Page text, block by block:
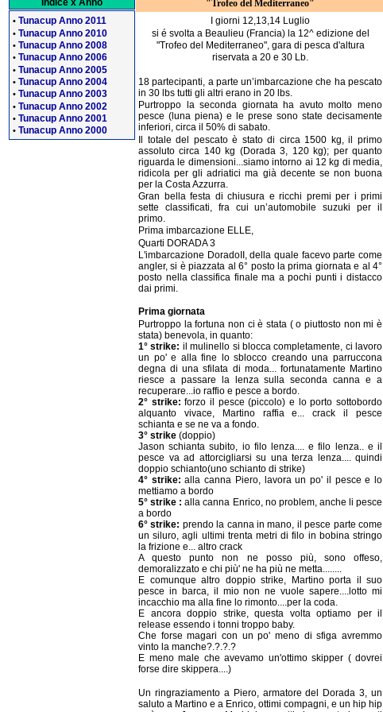
Indice x Anno
• Tunacup Anno 2011
• Tunacup Anno 2010
• Tunacup Anno 2008
• Tunacup Anno 2006
• Tunacup Anno 2005
• Tunacup Anno 2004
• Tunacup Anno 2003
• Tunacup Anno 2002
• Tunacup Anno 2001
• Tunacup Anno 2000
"Trofeo del Mediterraneo"
I giorni 12,13,14 Luglio
si é svolta a Beaulieu (Francia) la 12^ edizione del
"Trofeo del Mediterraneo", gara di pesca d'altura
riservata a 20 e 30 Lb.
18 partecipanti, a parte un’imbarcazione che ha pescato
in 30 lbs tutti gli altri erano in 20 lbs.
Purtroppo la seconda giornata ha avuto molto meno
pesce (luna piena) e le prese sono state decisamente
inferiori, circa il 50% di sabato.
Il totale del pescato è stato di circa 1500 kg, il primo
assoluto circa 140 kg (Dorada 3, 120 kg); per quanto
riguarda le dimensioni...siamo intorno ai 12 kg di media,
ridicola per gli adriatici ma già decente se non buona
per la Costa Azzurra.
Gran bella festa di chiusura e ricchi premi per i primi
sette classificati, fra cui un’automobile suzuki per il
primo.
Prima imbarcazione ELLE,
Quarti DORADA 3
L'imbarcazione DoradoII, della quale facevo parte come
angler, si è piazzata al 6° posto la prima giornata e al 4°
posto nella classifica finale ma a pochi punti i distacco
dai primi.
Prima giornata
Purtroppo la fortuna non ci è stata ( o piuttosto non mi è
stata) benevola, in quanto:
1° strike: il mulinello si blocca completamente, ci lavoro
un po' e alla fine lo sblocco creando una parruccona
degna di una sfilata di moda... fortunatamente Martino
riesce a passare la lenza sulla seconda canna e a
recuperare...io raffio e pesce a bordo.
2° strike: forzo il pesce (piccolo) e lo porto sottobordo
alquanto vivace, Martino raffia e... crack il pesce
schianta e se ne va a fondo.
3° strike (doppio)
Jason schianta subito, io filo lenza.... e filo lenza.. e il
pesce va ad attorcigliarsi su una terza lenza.... quindi
doppio schianto(uno schianto di strike)
4° strike: alla canna Piero, lavora un po' il pesce e lo
mettiamo a bordo
5° strike : alla canna Enrico, no problem, anche li pesce
a bordo
6° strike: prendo la canna in mano, il pesce parte come
un siluro, agli ultimi trenta metri di filo in bobina stringo
la frizione e... altro crack
A questo punto non ne posso più, sono offeso,
demoralizzato e chi più' ne ha più ne metta........
E comunque altro doppio strike, Martino porta il suo
pesce in barca, il mio non ne vuole sapere....lotto mi
incacchio ma alla fine lo rimonto....per la coda.
E ancora doppio strike, questa volta optiamo per il
release essendo i tonni troppo baby.
Che forse magari con un po' meno di sfiga avremmo
vinto la manche?.?.?.?
E meno male che avevamo un'ottimo skipper ( dovrei
forse dire skippera....)
Un ringraziamento a Piero, armatore del Dorada 3, un
saluto a Martino e a Enrico, ottimi compagni, e un hip hip